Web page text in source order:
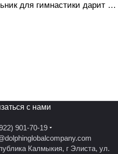
для гимнастики дарит не
общую ситуацию с
учли все
с нами
901-70-19
Калмыкия, г Элиста, ул.